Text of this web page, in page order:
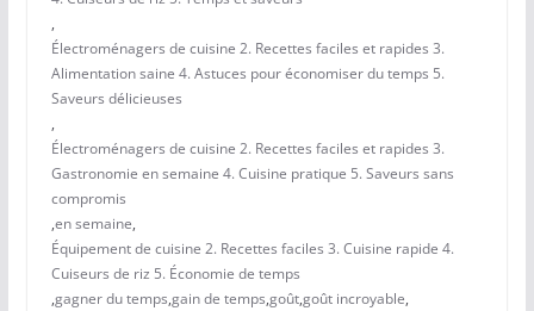
,
Électroménagers de cuisine 2. Recettes faciles et rapides 3.
Alimentation saine 4. Astuces pour économiser du temps 5.
Saveurs délicieuses
,
Électroménagers de cuisine 2. Recettes faciles et rapides 3.
Gastronomie en semaine 4. Cuisine pratique 5. Saveurs sans
compromis
,en semaine,
Équipement de cuisine 2. Recettes faciles 3. Cuisine rapide 4.
Cuiseurs de riz 5. Économie de temps
,gagner du temps,gain de temps,goût,goût incroyable,